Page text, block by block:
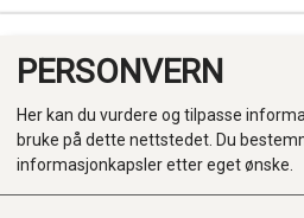
PERSONVERN
Her kan du vurdere og tilpasse
bruke på dette nettstedet. Du
informasjonkapsler etter eget ønske.